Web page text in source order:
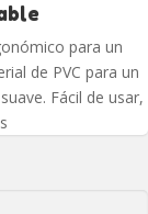
para un
de PVC para un
Fácil de usar,